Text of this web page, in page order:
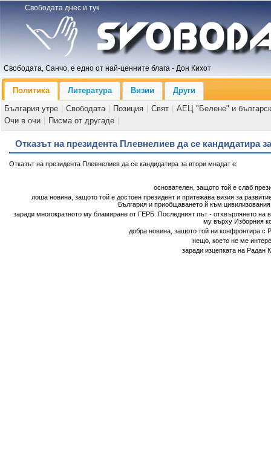
Свободата днес и тук
Свободата, Санчо, е едно от най-ценните блага - Дон Кихот
Политика Литература Визии
Други
България утре
Свободата Позиция Свят
АЕЦ "Белене" и
Очи в очи
Писма от другаде
Отказът на президента Плевнелиев да се кандидатира
Отказът на президента Плевнелиев да се кандидатира за втори мнадат е:
основателен, защото той е слаб
лоша новина, защото той е достоен президент и притежава визия за
България и приобщаването й към цивилизования
заради многократното му бламиране от ГЕРБ. Последният път - отхвърлянето на
му върху Изборния
добра новина, защото той ни конфронтира с
нещо, което не ме
заради изцепката на Радан